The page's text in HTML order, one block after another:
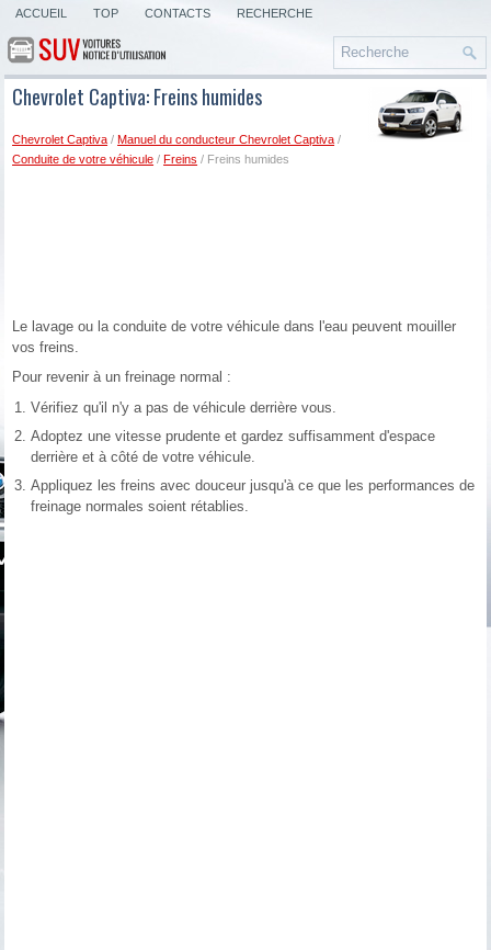
ACCUEIL TOP CONTACTS RECHERCHE
Chevrolet Captiva: Freins humides
Chevrolet Captiva /Manuel du conducteur Chevrolet Captiva /
Conduite de votre véhicule /Freins / Freins humides
Le lavage ou la conduite de votre véhicule dans l'eau peuvent mouiller
vos freins.
Pour revenir à un freinage normal :
Vérifiez qu'il n'y a pas de véhicule derrière vous.
Adoptez une vitesse prudente et gardez suffisamment d'espace
derrière et à côté de votre véhicule.
Appliquez les freins avec douceur jusqu'à ce que les performances de
freinage normales soient rétablies.